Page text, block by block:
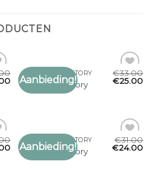
Aanbieding!
Toevoegen
SJAAL KNIT FACTORY
sjaal knit factory
€33.00
€25.00
Aanbieding!
Toevoegen
SJAAL KNIT FACTORY
sjaal knit factory
€31.00
€24.00